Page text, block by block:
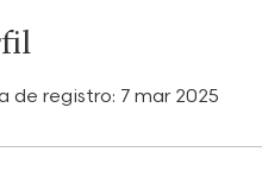
de registro: 7 mar 2025